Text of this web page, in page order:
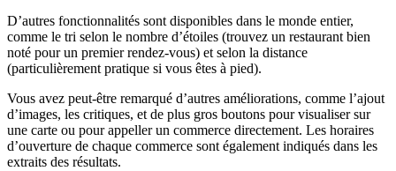
D’autres fonctionnalités sont disponibles dans le monde entier,
comme le tri selon le nombre d’étoiles (trouvez un restaurant bien
noté pour un premier rendez-vous) et selon la distance
(particulièrement pratique si vous êtes à pied).
Vous avez peut-être remarqué d’autres améliorations, comme l’ajout
d’images, les critiques, et de plus gros boutons pour visualiser sur
une carte ou pour appeller un commerce directement. Les horaires
d’ouverture de chaque commerce sont également indiqués dans les
extraits des résultats.